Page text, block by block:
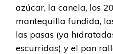
azúcar, la canela, los
mantequilla fundida,
las pasas (ya
escurridas) y el pan